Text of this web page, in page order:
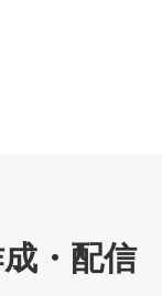
・配信